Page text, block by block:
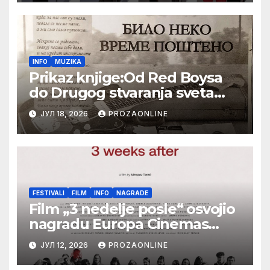
Festival evropskog filma Palić
INFO MUZIKA
Prikaz knjige:Od Red Boysa
do Drugog stvaranja sveta
(bilo neko vreme pošteno)
(autor- Zlatomira Sremca,
Botoš 2022. godine, samizdat)
ЈУЛ 18, 2026 PROZAONLINE
FESTIVALI FILM INFO NAGRADE
Film „3 nedelje posle“ osvojio
nagradu Europa Cinemas
Label na Filmskom festivalu u
Karlovim Varima
ЈУЛ 12, 2026 PROZAONLINE